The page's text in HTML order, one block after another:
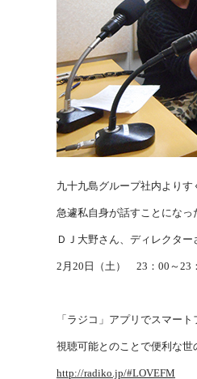
九十九島グループ社内より
急遽私自身が話すことになっ
ＤＪ大野さん、ディレクタ
2月20日（土） 23：00～23
「ラジコ」アプリでスマー
視聴可能とのことで便利な世
http://radiko.jp/#LOVEFM